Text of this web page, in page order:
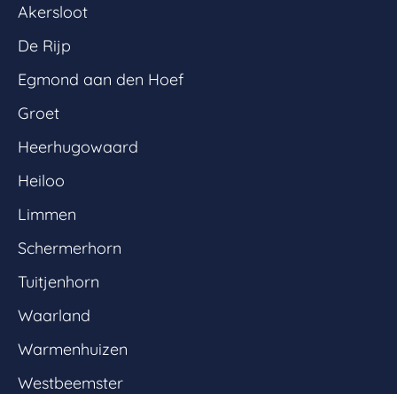
Akersloot
De Rijp
Egmond aan den Hoef
Groet
Heerhugowaard
Heiloo
Limmen
Schermerhorn
Tuitjenhorn
Waarland
Warmenhuizen
Westbeemster